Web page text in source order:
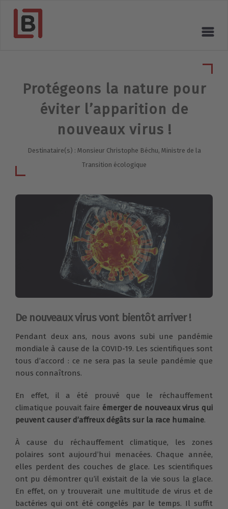
Protégeons la nature pour
éviter l’apparition de
nouveaux virus !
Destinataire(s) : Monsieur Christophe Béchu, Ministre de la
Transition écologique
De nouveaux virus vont bientôt arriver !
Pendant deux ans, nous avons subi une pandémie
mondiale à cause de la COVID-19. Les scientifiques sont
tous d’accord : ce ne sera pas la seule pandémie que
nous connaîtrons.
En effet, il a été prouvé que le réchauffement
climatique pouvait faire émerger de nouveaux virus qui
peuvent causer d’affreux dégâts sur la race humaine.
À cause du réchauffement climatique, les zones
polaires sont aujourd’hui menacées. Chaque année,
elles perdent des couches de glace. Les scientifiques
ont pu démontrer qu’il existait de la vie sous la glace.
En effet, on y trouverait une multitude de virus et de
bactéries qui ont été congelés par le temps. Il suffit